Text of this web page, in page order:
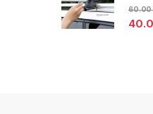
60.00